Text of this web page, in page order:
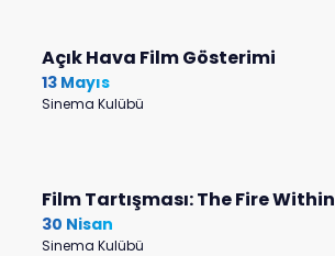
Açık Hava Film Gösterimi
13 Mayıs
Sinema Kulübü
Film Tartışması: The Fire Within
30 Nisan
Sinema Kulübü